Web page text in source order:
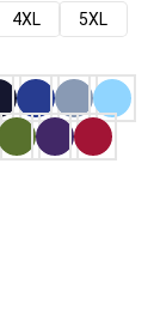
4XL
5XL